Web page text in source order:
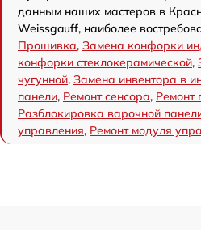
данным наших мастеров в
Weissgauff, наиболее
Прошивка, Замена конфорки
конфорки стеклокерамической,
чугунной, Замена инвентора в
панели, Ремонт сенсора, Ремонт
Разблокировка варочной
управления, Ремонт модуля